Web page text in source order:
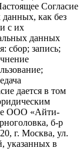
Согласие
как без
с их
данных
сбор; запись;
дается в том
ООО «Айти-
б-р
г. Москва, ул.
указанных в